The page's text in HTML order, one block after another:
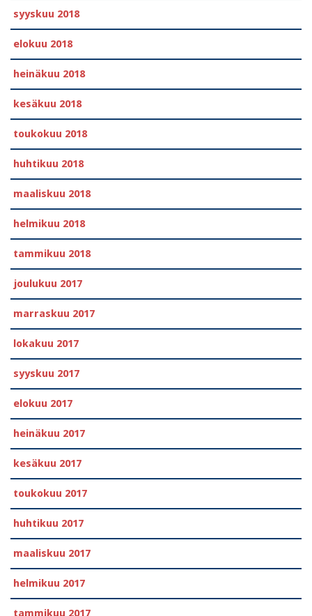
syyskuu 2018
elokuu 2018
heinäkuu 2018
kesäkuu 2018
toukokuu 2018
huhtikuu 2018
maaliskuu 2018
helmikuu 2018
tammikuu 2018
joulukuu 2017
marraskuu 2017
lokakuu 2017
syyskuu 2017
elokuu 2017
heinäkuu 2017
kesäkuu 2017
toukokuu 2017
huhtikuu 2017
maaliskuu 2017
helmikuu 2017
tammikuu 2017